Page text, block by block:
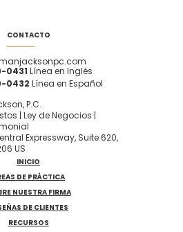
CONTACTO
0431 Línea en Inglés
0432 Línea en Español
P.C.
| Ley de Negocios |
Expressway, Suite 620,
US
INICIO
DE PRÁCTICA
NUESTRA FIRMA
DE CLIENTES
RECURSOS